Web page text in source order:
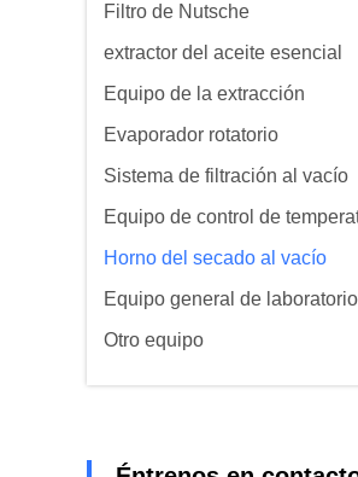
Filtro de Nutsche
extractor del aceite esencial
Equipo de la extracción
Evaporador rotatorio
Sistema de filtración al vacío
Equipo de control de
Horno del secado al vacío
Equipo general de laboratorio
Otro equipo